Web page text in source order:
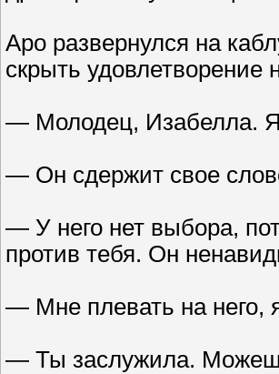
Аро развернулся на
скрыть удовлетворение
— Молодец, Изабелла. Я
— Он сдержит свое
— У него нет выбора,
против тебя. Он
— Мне плевать на него,
— Ты заслужила.